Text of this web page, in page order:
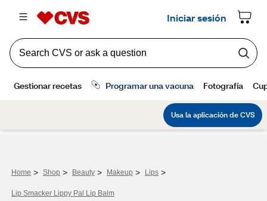
Home > Shop > Beauty > Makeup > Lips >
Lip Smacker Lippy Pal Lip Balm